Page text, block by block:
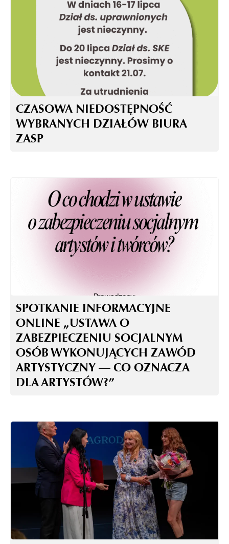
CZASOWA NIEDOSTĘPNOŚĆ
WYBRANYCH DZIAŁÓW BIURA
ZASP
SPOTKANIE INFORMACYJNE
ONLINE „USTAWA O
ZABEZPIECZENIU SOCJALNYM
OSÓB WYKONUJĄCYCH ZAWÓD
ARTYSTYCZNY — CO OZNACZA
DLA ARTYSTÓW?”